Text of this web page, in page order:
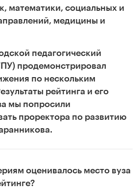
математики, социальных и
медицины и
педагогический
продемонстрировал
по нескольким
рейтинга и его
мы попросили
проректора по развитию
оценивалось место вуза